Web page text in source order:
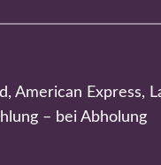
American Express,
– bei Abholung